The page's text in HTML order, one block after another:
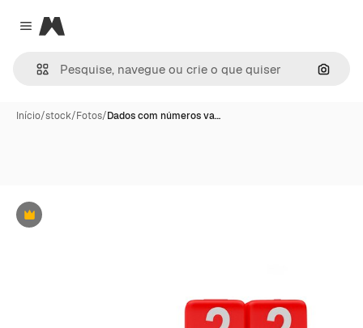
Close menu
Magnific
Início/stock/Fotos/Dados com números va…
Premium